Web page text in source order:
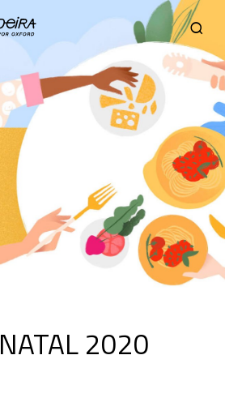
NATAL 2020